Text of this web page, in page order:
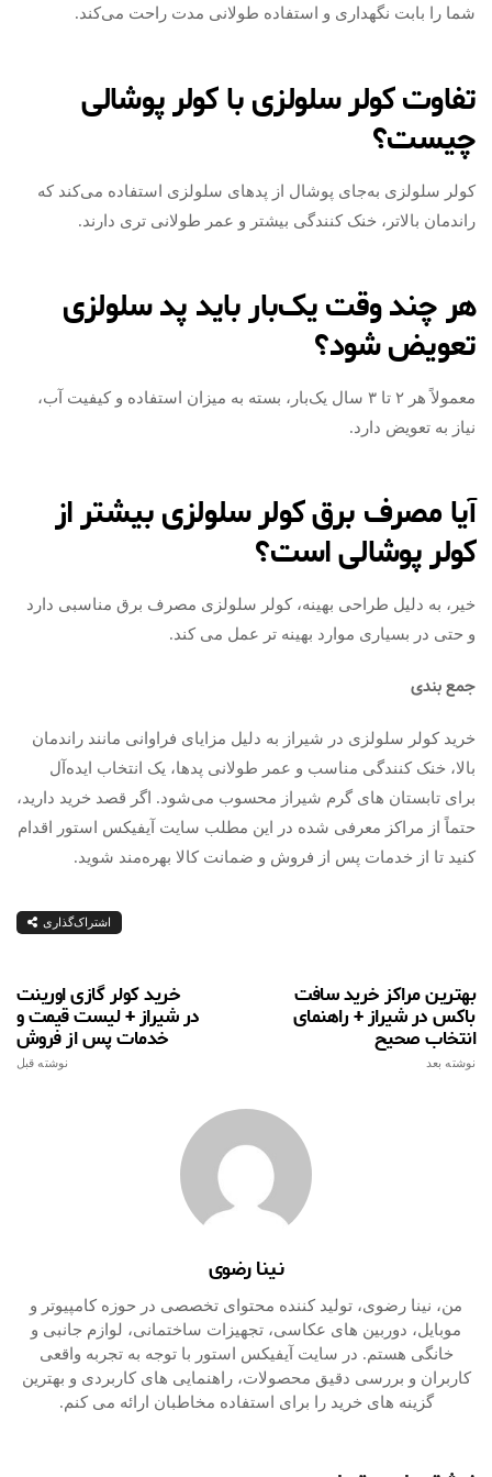
شما را بابت نگهداری و استفاده طولانی‌ مدت راحت می‌کند.
تفاوت کولر سلولزی با کولر پوشالی
چیست؟
کولر سلولزی به‌جای پوشال از پدهای سلولزی استفاده می‌کند که
راندمان بالاتر، خنک‌ کنندگی بیشتر و عمر طولانی‌ تری دارند.
هر چند وقت یک‌بار باید پد سلولزی
تعویض شود؟
معمولاً هر ۲ تا ۳ سال یک‌بار، بسته به میزان استفاده و کیفیت آب،
نیاز به تعویض دارد.
آیا مصرف برق کولر سلولزی بیشتر از
کولر پوشالی است؟
خیر، به دلیل طراحی بهینه، کولر سلولزی مصرف برق مناسبی دارد
و حتی در بسیاری موارد بهینه‌ تر عمل می‌ کند.
جمع بندی
خرید کولر سلولزی در شیراز به دلیل مزایای فراوانی مانند راندمان
بالا، خنک‌ کنندگی مناسب و عمر طولانی پدها، یک انتخاب ایده‌آل
برای تابستان‌ های گرم شیراز محسوب می‌شود. اگر قصد خرید دارید،
حتماً از مراکز معرفی شده در این مطلب سایت آیفیکس استور اقدام
کنید تا از خدمات پس از فروش و ضمانت کالا بهره‌مند شوید.
اشتراک‌گذاری
خرید کولر گازی اورینت
در شیراز + لیست قیمت و
خدمات پس از فروش
نوشته قبل
بهترین مراکز خرید سافت
باکس در شیراز + راهنمای
انتخاب صحیح
نوشته بعد
نینا رضوی
من، نینا رضوی، تولید کننده محتوای تخصصی در حوزه کامپیوتر و
موبایل، دوربین‌ های عکاسی، تجهیزات ساختمانی، لوازم جانبی و
خانگی هستم. در سایت آیفیکس استور با توجه به تجربه واقعی
کاربران و بررسی دقیق محصولات، راهنمایی‌ های کاربردی و بهترین
گزینه‌ های خرید را برای استفاده مخاطبان ارائه می‌ کنم.